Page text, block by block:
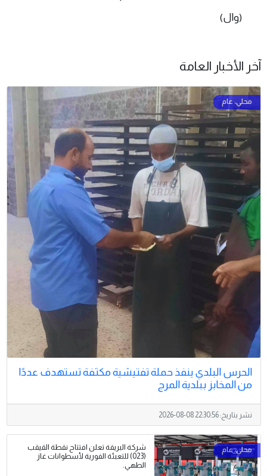
(وال)
آخر الأخبار العامة
الحرس البلدي ينفذ حملة تفتيشية مكثفة تستهدف عددًا
من المخابز ببلدية المرج
نشر بتاريخ:2026-08-08 22:30:56
شركة البريقة تعلن افتتاح نقطة القيقب
(023) للتعبئة الفورية لأسطوانات غاز
الطهي.